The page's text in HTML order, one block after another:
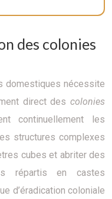
des colonies
domestiques nécessite
direct des colonies
continuellement les
structures complexes
cubes et abriter des
répartis en castes
d’éradication coloniale